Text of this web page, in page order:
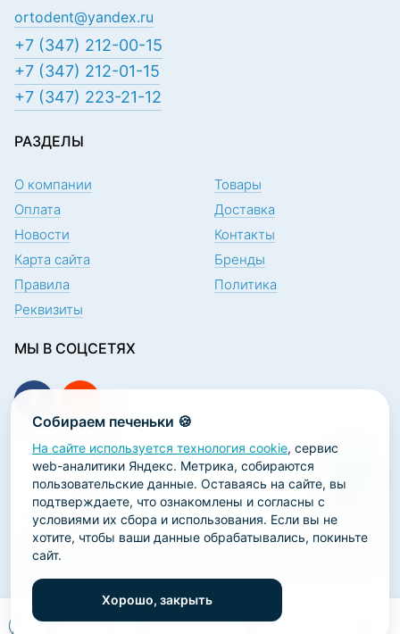
0 0 0
Собираем печеньки 🍪
На сайте используется технология cookie, сервис
web-аналитики Яндекс. Метрика, собираются
пользовательские данные. Оставаясь на сайте, вы
подтверждаете, что ознакомлены и согласны с
условиями их сбора и использования. Если вы не
хотите, чтобы ваши данные обрабатывались, покиньте
сайт.
Хорошо, закрыть
ortodent@yandex.ru
+7 (347) 212-00-15
+7 (347) 212-01-15
+7 (347) 223-21-12
РАЗДЕЛЫ
О компании
Товары
Оплата
Доставка
Новости
Контакты
Карта сайта
Бренды
Правила
Политика
Реквизиты
МЫ В СОЦСЕТЯХ
ПОДПИСКА НА НОВОСТИ
2026 ООО «Научно-производственная лаборатория
«ОРТОДЕНТ»